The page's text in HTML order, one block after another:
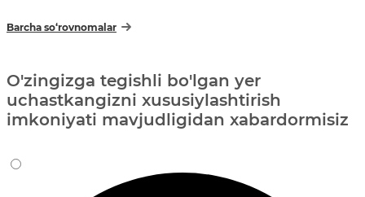
Barcha so‘rovnomalar
O'zingizga tegishli bo'lgan yer
uchastkangizni xususiylashtirish
imkoniyati mavjudligidan xabardormisiz